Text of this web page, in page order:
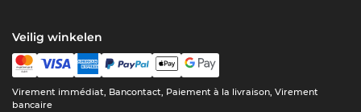
Veilig winkelen
Virement immédiat, Bancontact, Paiement à la livraison, Virement
bancaire